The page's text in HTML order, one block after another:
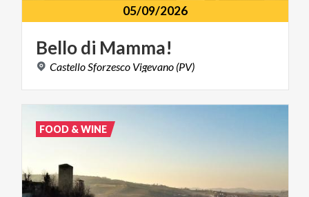
05/09/2026
Bellodi Mamma!
Castello Sforzesco Vigevano (PV)
FOOD & WINE